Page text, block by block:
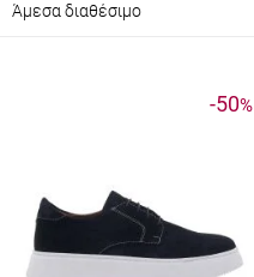
Άμεσα διαθέσιμο
-50%